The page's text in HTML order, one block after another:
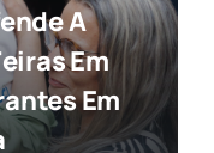
A
Em
Em